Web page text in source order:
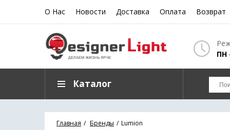
О Нас Новости Доставка Оплата Возврат
ПН
Каталог
Главная Бренды Lumion